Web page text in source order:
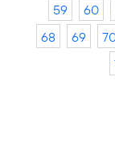
59
60
68
69